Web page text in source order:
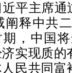
平主席
阐释中共
期，中国
实现质
民共同